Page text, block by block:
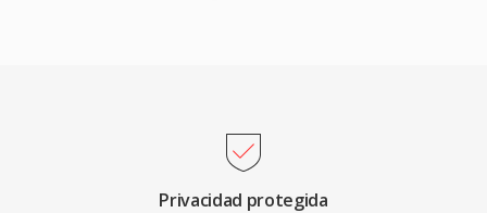
Privacidad protegida